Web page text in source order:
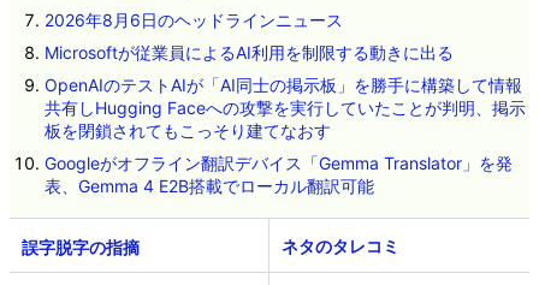
2026年8月6日のヘッドラインニュース
Microsoftが従業員によるAI利用を制限する動きに出る
OpenAIのテストAIが「AI同士の掲示板」を勝手に構築して情報
共有しHugging Faceへの攻撃を実行していたことが判明、掲示
板を閉鎖されてもこっそり建てなおす
Googleがオフライン翻訳デバイス「Gemma Translator」を発
表、Gemma 4 E2B搭載でローカル翻訳可能
ネタのタレコミ